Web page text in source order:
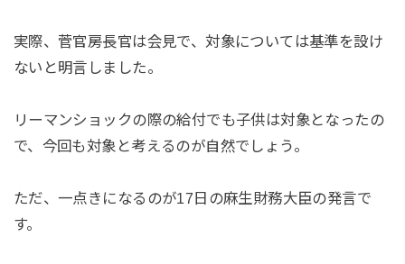
実際、菅官房長官は会見で、対象については基準を設け
ないと明言しました。
リーマンショックの際の給付でも子供は対象となったの
で、今回も対象と考えるのが自然でしょう。
ただ、一点きになるのが17日の麻生財務大臣の発言で
す。